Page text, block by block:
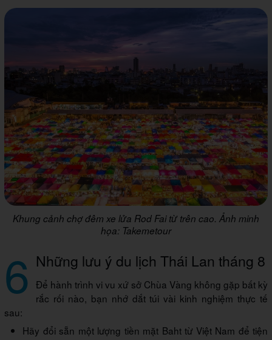
Khung cảnh chợ đêm xe lửa Rod Fai từ trên cao. Ảnh minh
họa: Takemetour
6 Những lưu ý du lịch Thái Lan tháng 8
Để hành trình vi vu xứ sở Chùa Vàng không gặp bất kỳ
rắc rối nào, bạn nhớ dắt túi vài kinh nghiệm thực tế
sau:
Hãy đổi sẵn một lượng tiền mặt Baht từ Việt Nam để tiện